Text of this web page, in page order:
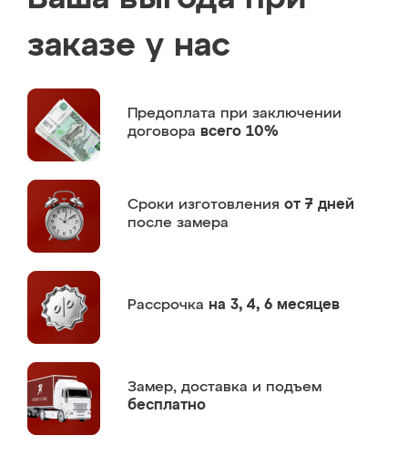
заказе у нас
Предоплата при заключении
договора всего 10%
Сроки изготовления от 7 дней
после замера
Рассрочка на 3, 4, 6 месяцев
Замер, доставка и подъем
бесплатно